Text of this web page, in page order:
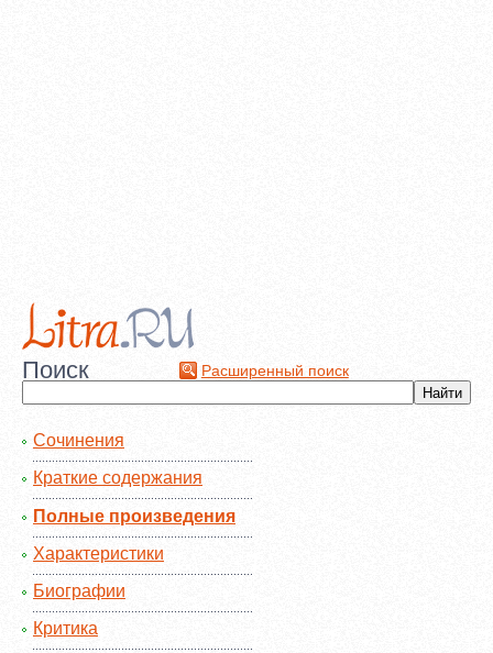
Поиск Расширенный поиск
Сочинения
Краткие содержания
Полные произведения
Характеристики
Биографии
Критика